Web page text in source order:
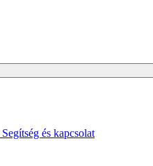
Segítség és kapcsolat